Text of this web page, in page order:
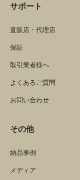
サポート
直販店・代理店
保証
取引業者様へ
よくあるご質問
お問い合わせ
その他
納品事例
メディア